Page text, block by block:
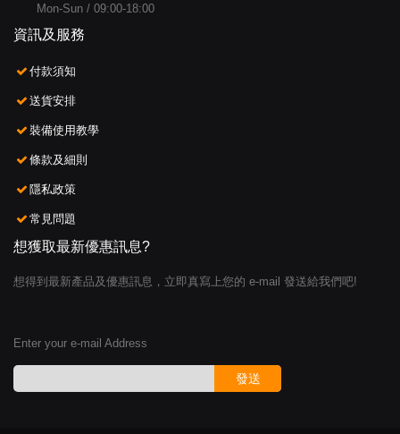
Mon-Sun / 09:00-18:00
資訊及服務
付款須知
送貨安排
裝備使用教學
條款及細則
隱私政策
常見問題
想獲取最新優惠訊息?
想得到最新產品及優惠訊息，立即真寫上您的 e-mail 發送給我們吧!
Enter your e-mail Address
發送